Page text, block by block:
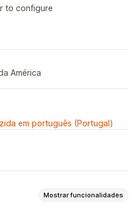
to configure
América
em português (Portugal)
Mostrar funcionalidades